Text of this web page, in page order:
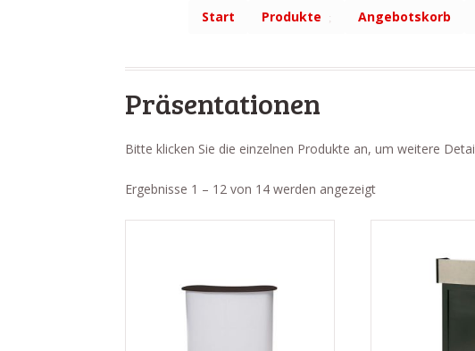
Start Produkte Angebotskorb
Präsentationen
Bitte klicken Sie die einzelnen Produkte an, um weitere
Ergebnisse 1 – 12 von 14 werden angezeigt